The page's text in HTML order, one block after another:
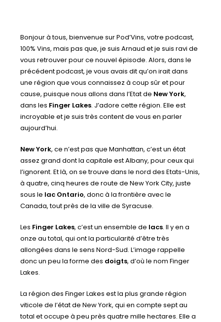
Bonjour à tous, bienvenue sur Pod’Vins, votre podcast,
100% Vins, mais pas que, je suis Arnaud et je suis ravi de
vous retrouver pour ce nouvel épisode. Alors, dans le
précédent podcast, je vous avais dit qu’on irait dans
une région que vous connaissez à coup sûr et pour
cause, puisque nous allons dans l’Etat de New York,
dans les Finger Lakes. J’adore cette région. Elle est
incroyable et je suis très content de vous en parler
aujourd’hui.
New York, ce n’est pas que Manhattan, c’est un état
assez grand dont la capitale est Albany, pour ceux qui
l’ignorent. Et là, on se trouve dans le nord des Etats-Unis,
à quatre, cinq heures de route de New York City, juste
sous le lac Ontario, donc à la frontière avec le
Canada, tout près de la ville de Syracuse.
Les Finger Lakes, c’est un ensemble de lacs. Il y en a
onze au total, qui ont la particularité d’être très
allongées dans le sens Nord-Sud. L’image rappelle
donc un peu la forme des doigts, d’où le nom Finger
Lakes.
La région des Finger Lakes est la plus grande région
viticole de l’état de New York, qui en compte sept au
total et occupe à peu près quatre mille hectares. Elle a